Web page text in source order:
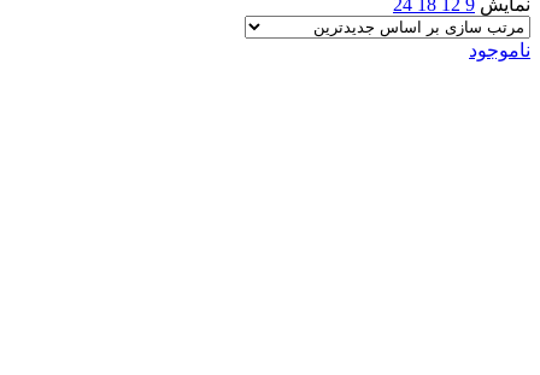
نمایش 9
12
18
24
ناموجود